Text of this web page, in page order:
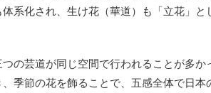
系化され、生け花（華道）も「立花」と
の芸道が同じ空間で行われることが多
季節の花を飾ることで、五感全体で日本